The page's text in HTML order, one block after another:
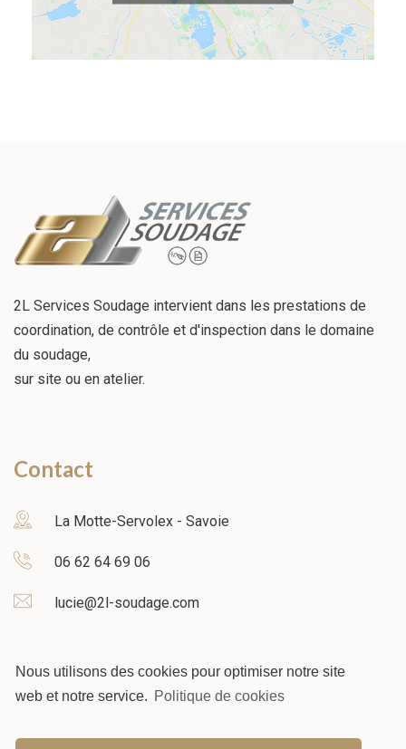
Nous utilisons des cookies pour optimiser notre site
web et notre service. Politique de cookies
2L Services Soudage intervient dans les prestations de
coordination, de contrôle et d'inspection dans le domaine
du soudage,
sur site ou en atelier.
Contact
La Motte-Servolex - Savoie
06 62 64 69 06
lucie@2l-soudage.com